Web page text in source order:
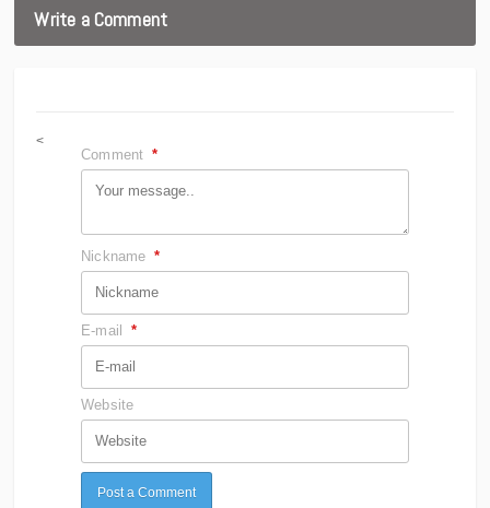
Write a Comment
<
Comment *
Nickname *
E-mail *
Website